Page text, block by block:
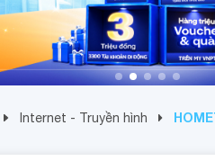
Internet - Truyền hình